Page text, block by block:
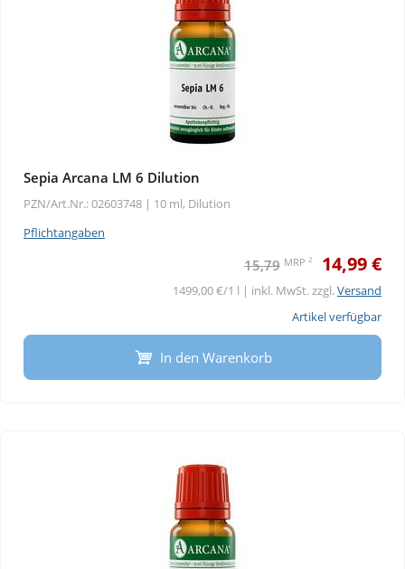
Sepia Arcana LM 6 Dilution
PZN/Art.Nr.: 02603748 | 10 ml, Dilution
Pflichtangaben
15,79 MRP 2 14,99 €
1499,00 €/1 l | inkl. MwSt. zzgl.Versand
Artikel verfügbar
In den Warenkorb